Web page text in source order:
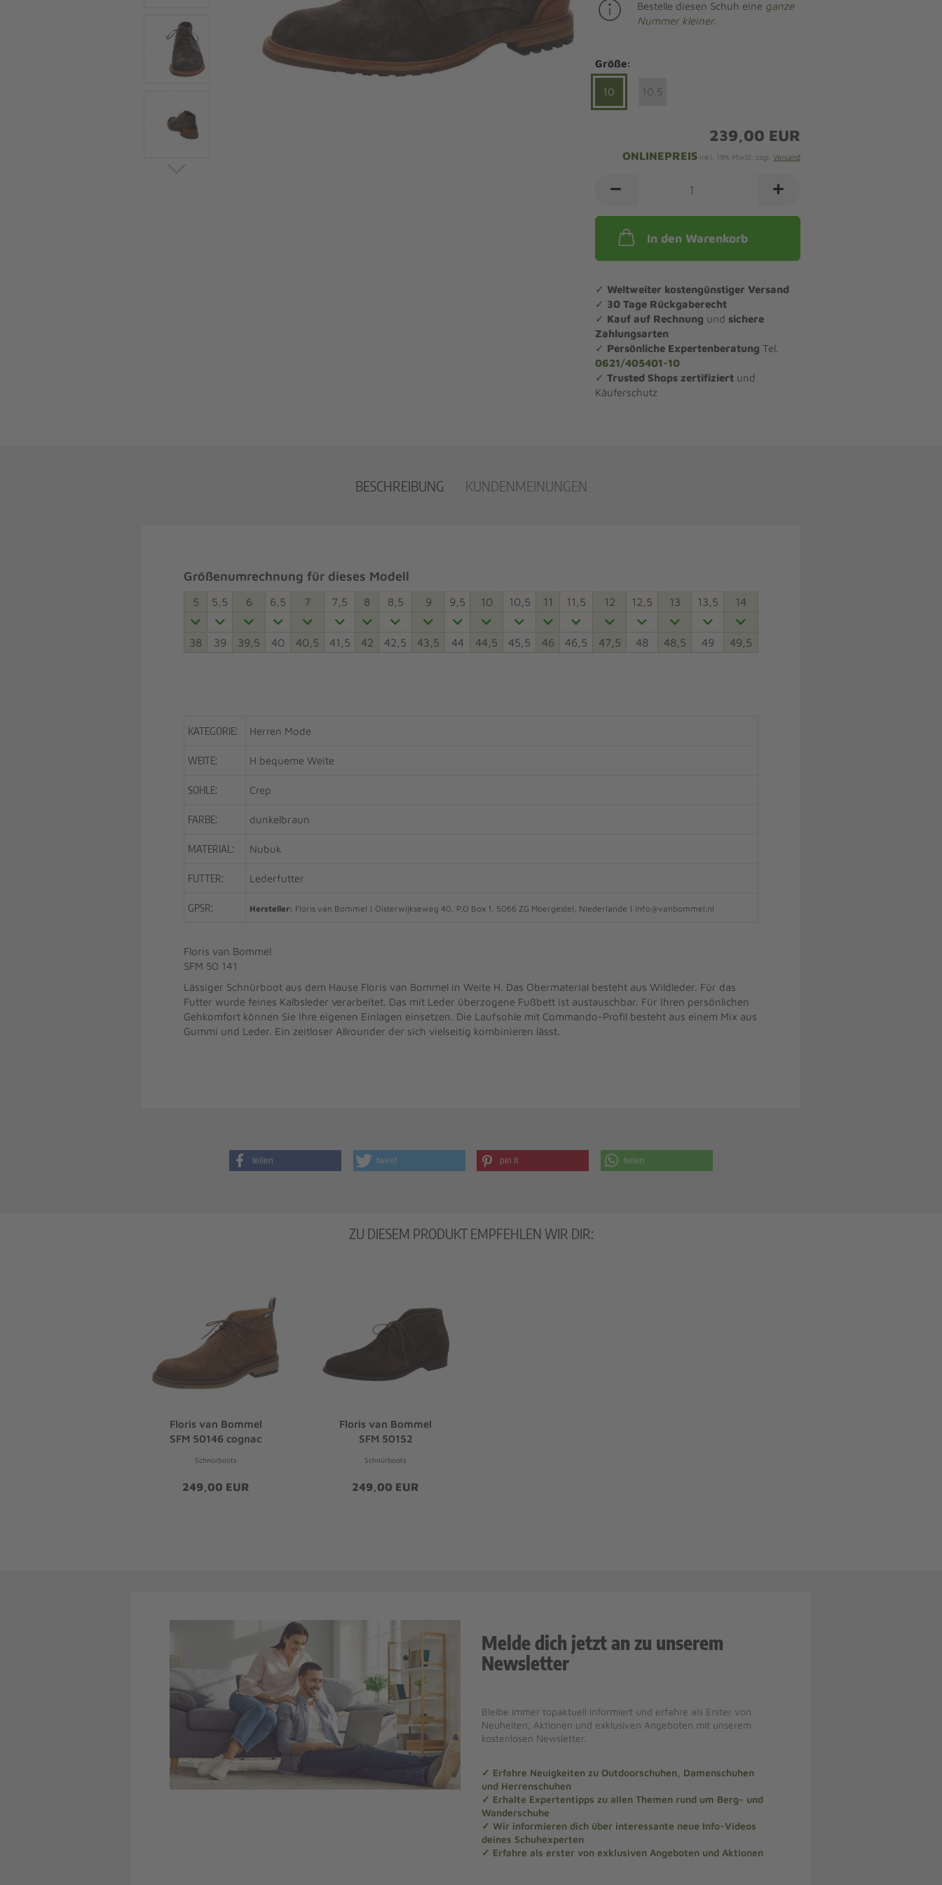
Jagdschuhe
Jagdschuhe für Damen
Gummistiefel
Zwiegenähte Jagdschuhe
Pflege und Leisten -
Outdoor
Angebote Outdoorschuhe
Sandalen Komfort
Stiefel Komfort
Bestelle diesen Schuh eine ganze
Nummer kleiner.
Größe:
10 10.5
239,00 EUR
ONLINEPREISinkl. 19% MwSt. zzgl. Versand
In den Warenkorb
✓ Weltweiter kostengünstiger Versand
✓ 30 Tage Rückgaberecht
✓ Kauf auf Rechnung und sichere
Zahlungsarten
✓ Persönliche Expertenberatung Tel.
0621/405401-10
✓ Trusted Shops zertifiziertund
Käuferschutz
BESCHREIBUNG KUNDENMEINUNGEN
Größenumrechnung für dieses Modell
5 5,5 6 6,5 7 7,5 8 8,5 9 9,5 10 10,5 11 11,5 12 12,5 13 13,5 14
38 39 39,5 40 40,5 41,5 42 42,5 43,5 44 44,5 45,5 46 46,5 47,5 48 48,5 49 49,5
KATEGORIE: Herren Mode
WEITE: H bequeme Weite
SOHLE: Crep
FARBE: dunkelbraun
MATERIAL: Nubuk
FUTTER: Lederfutter
GPSR: Hersteller: Floris van Bommel | Oisterwijkseweg 40, P.O Box 1, 5066 ZG Moergestel, Niederlande | info@vanbommel.nl
Floris van Bommel
SFM 50 141
Lässiger Schnürboot aus dem Hause Floris van Bommel in Weite H. Das Obermaterial besteht aus Wildleder. Für das
Futter wurde feines Kalbsleder verarbeitet. Das mit Leder überzogene Fußbett ist austauschbar. Für Ihren persönlichen
Gehkomfort können Sie Ihre eigenen Einlagen einsetzen. Die Laufsohle mit Commando-Profil besteht aus einem Mix aus
Gummi und Leder. Ein zeitloser Allrounder der sich vielseitig kombinieren lässt.
teilen tweet pin it teilen
ZU DIESEM PRODUKT EMPFEHLEN WIR DIR:
Floris van Bommel
SFM 50146 cognac
Schnürboots
249,00 EUR
Floris van Bommel
SFM 50152
Schnürboots
249,00 EUR
Melde dich jetzt an zu unserem
Newsletter
Bleibe immer topaktuell informiert und erfahre als Erster von
Neuheiten, Aktionen und exklusiven Angeboten mit unserem
kostenlosen Newsletter.
✓ Erfahre Neuigkeiten zu Outdoorschuhen, Damenschuhen
und Herrenschuhen
✓ Erhalte Expertentipps zu allen Themen rund um Berg- und
Wanderschuhe
✓ Wir informieren dich über interessante neue Info-Videos
deines Schuhexperten
✓ Erfahre als erster von exklusiven Angeboten und Aktionen